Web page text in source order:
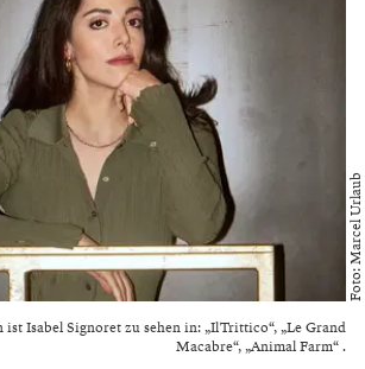
Isabel Signoret zu sehen in: „Il Trittico“, „Le Grand
Macabre“, „Animal Farm“ .
Foto: Marcel Urlaub